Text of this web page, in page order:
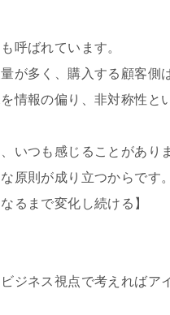
呼ばれています。
が多く、購入する顧客側
情報の偏り、非対称性と
いつも感じることがあり
原則が成り立つからです。
るまで変化し続ける】
ジネス視点で考えればア